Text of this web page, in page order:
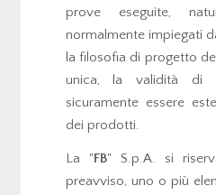
prove eseguite,
normalmente impiegati
la filosofia di progetto
unica, la validità di
sicuramente essere
dei prodotti.
La "FB" S.p.A. si
preavviso, uno o più